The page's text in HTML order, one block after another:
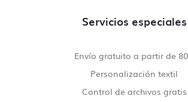
Servicios especiales
Envío gratuito a partir de
Personalización textil
Control de archivos gratis